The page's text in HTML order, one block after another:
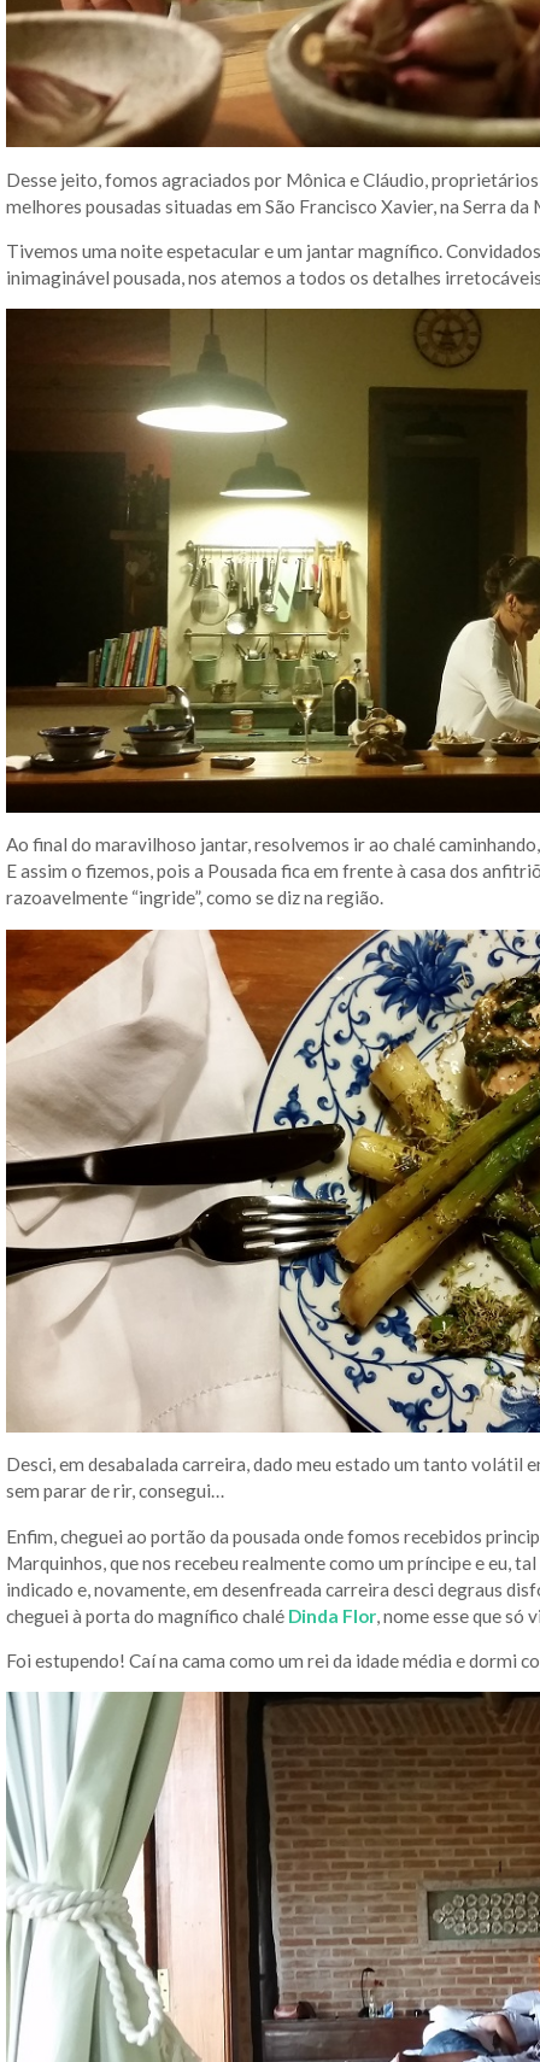
Desse jeito, fomos agraciados por Mônica e Cláudio,
melhores pousadas situadas em São Francisco Xavier, na Serra da
Tivemos uma noite espetacular e um jantar magnífico.
inimaginável pousada, nos atemos a todos os detalhes
Ao final do maravilhoso jantar, resolvemos ir ao chalé
E assim o fizemos, pois a Pousada fica em frente à casa dos
razoavelmente “ingride”, como se diz na região.
Desci, em desabalada carreira, dado meu estado um tanto volátil
sem parar de rir, consegui…
Enfim, cheguei ao portão da pousada onde fomos recebidos
Marquinhos, que nos recebeu realmente como um príncipe e eu,
indicado e, novamente, em desenfreada carreira desci degraus
cheguei à porta do magnífico chalé Dinda Flor, nome esse que só
Foi estupendo! Caí na cama como um rei da idade média e dormi